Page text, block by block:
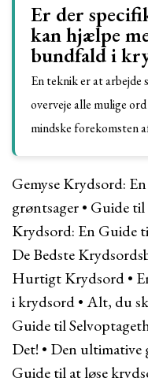
Er der
kan hjælpe
bundfald i
En teknik er at arbejde
overveje alle mulige
mindske forekomsten
Gemyse Krydsord:
grøntsager• Guide til
Krydsord: En Guide
De Bedste
Hurtigt Krydsord•
i krydsord•Alt, du
Guide til
Det! • Den ultimative
Guide til at løse